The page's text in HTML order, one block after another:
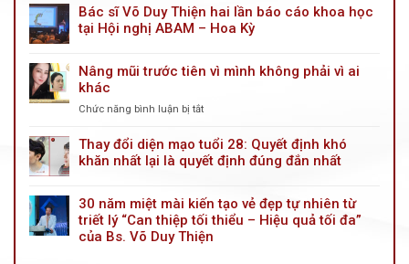
thuật
treo
soi
pháp
trẻ
mắt
toàn
diện
Bác sĩ Võ Duy Thiện hai lần báo cáo khoa học
tại Hội nghị ABAM – Hoa Kỳ
Nâng mũi trước tiên vì mình không phải vì ai
khác
Chức năng bình luận bị tắt
mũi
trước
mình
không
phải
Thay đổi diện mạo tuổi 28: Quyết định khó
khăn nhất lại là quyết định đúng đắn nhất
30 năm miệt mài kiến tạo vẻ đẹp tự nhiên từ
triết lý “Can thiệp tối thiểu – Hiệu quả tối đa”
của Bs. Võ Duy Thiện